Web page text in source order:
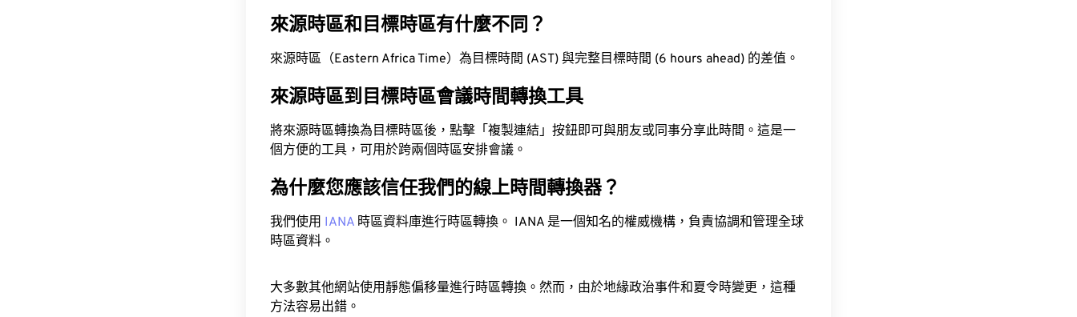
來源時區和目標時區有什麼不同？
來源時區（Eastern Africa Time）為目標時間 (AST) 與完整目標時間 (6 hours ahead) 的差值。
來源時區到目標時區會議時間轉換工具
將來源時區轉換為目標時區後，點擊「複製連結」按鈕即可與朋友或同事分享此時間。這是一
個方便的工具，可用於跨兩個時區安排會議。
為什麼您應該信任我們的線上時間轉換器？
我們使用 IANA 時區資料庫進行時區轉換。 IANA 是一個知名的權威機構，負責協調和管理全球
時區資料。
大多數其他網站使用靜態偏移量進行時區轉換。然而，由於地緣政治事件和夏令時變更，這種
方法容易出錯。